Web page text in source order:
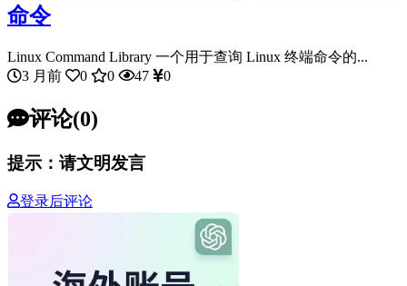
命令
Linux Command Library 一个用于查询 Linux 终端命令的...
3 月前
0 0 47 0
评论(0)
提示：请文明发言
登录后评论